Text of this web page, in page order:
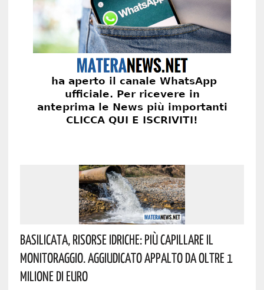
Basilicata, Risorse Idriche: Più Capillare Il
Monitoraggio. Aggiudicato Appalto Da Oltre 1
Milione Di Euro